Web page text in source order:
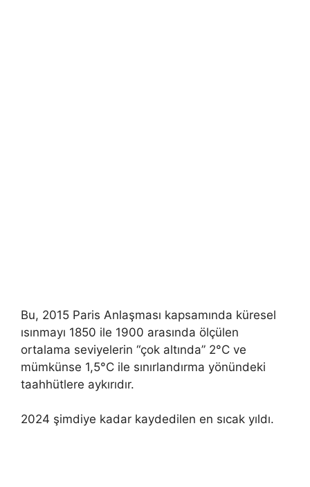
Bu, 2015 Paris Anlaşması kapsamında küresel
ısınmayı 1850 ile 1900 arasında ölçülen
ortalama seviyelerin “çok altında” 2°C ve
mümkünse 1,5°C ile sınırlandırma yönündeki
taahhütlere aykırıdır.
2024 şimdiye kadar kaydedilen en sıcak yıldı.